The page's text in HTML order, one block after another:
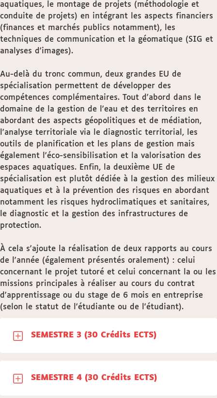
aquatiques, le montage de projets (méthodologie et
conduite de projets) en intégrant les aspects financiers
(finances et marchés publics notamment), les
techniques de communication et la géomatique (SIG et
analyses d'images).
Au-delà du tronc commun, deux grandes EU de
spécialisation permettent de développer des
compétences complémentaires. Tout d'abord dans le
domaine de la gestion de l'eau et des territoires en
abordant des aspects géopolitiques et de médiation,
l'analyse territoriale via le diagnostic territorial, les
outils de planification et les plans de gestion mais
également l'éco-sensibilisation et la valorisation des
espaces aquatiques. Enfin, la deuxième UE de
spécialisation est plutôt dédiée à la gestion des milieux
aquatiques et à la prévention des risques en abordant
notamment les risques hydroclimatiques et sanitaires,
le diagnostic et la gestion des infrastructures de
protection.
À cela s'ajoute la réalisation de deux rapports au cours
de l'année (également présentés oralement) : celui
concernant le projet tutoré et celui concernant la ou les
missions principales à réaliser au cours du contrat
d'apprentissage ou du stage de 6 mois en entreprise
(selon le statut de l'étudiante ou de l'étudiant).
SEMESTRE 3 (30 Crédits ECTS)
SEMESTRE 4 (30 Crédits ECTS)